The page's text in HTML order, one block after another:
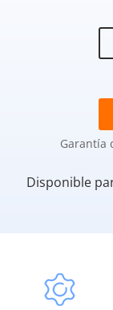
Garantía
Disponible